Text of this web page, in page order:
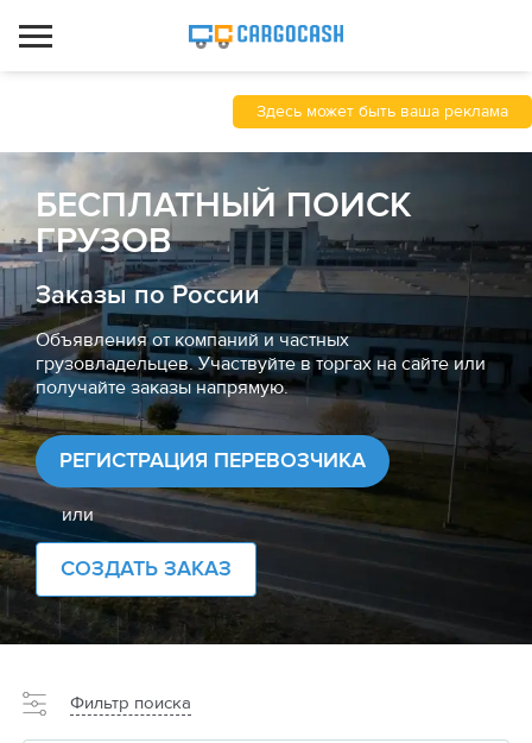
Здесь может быть ваша реклама
БЕСПЛАТНЫЙ ПОИСК
ГРУЗОВ
Заказы по России
Объявления от компаний и частных
грузовладельцев. Участвуйте в торгах на сайте или
получайте заказы напрямую.
РЕГИСТРАЦИЯ ПЕРЕВОЗЧИКА
или
СОЗДАТЬ ЗАКАЗ
Фильтр поиска